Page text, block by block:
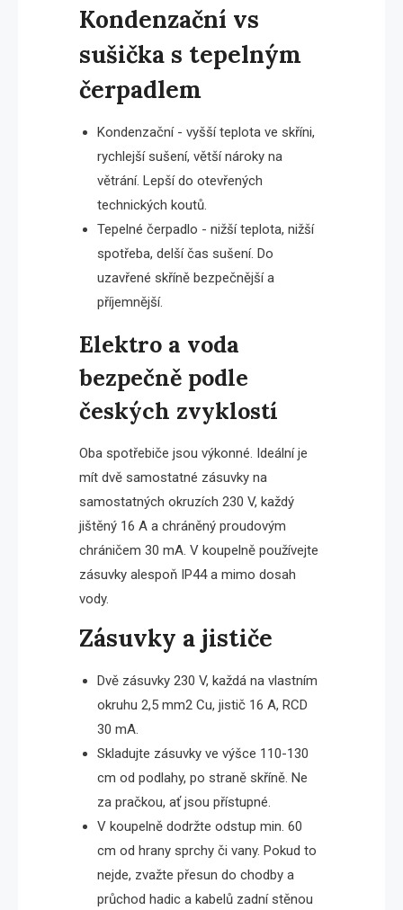
Kondenzační vs
sušička s tepelným
čerpadlem
Kondenzační - vyšší teplota ve skříni,
rychlejší sušení, větší nároky na
větrání. Lepší do otevřených
technických koutů.
Tepelné čerpadlo - nižší teplota, nižší
spotřeba, delší čas sušení. Do
uzavřené skříně bezpečnější a
příjemnější.
Elektro a voda
bezpečně podle
českých zvyklostí
Oba spotřebiče jsou výkonné. Ideální je
mít dvě samostatné zásuvky na
samostatných okruzích 230 V, každý
jištěný 16 A a chráněný proudovým
chráničem 30 mA. V koupelně používejte
zásuvky alespoň IP44 a mimo dosah
vody.
Zásuvky a jističe
Dvě zásuvky 230 V, každá na vlastním
okruhu 2,5 mm2 Cu, jistič 16 A, RCD
30 mA.
Skladujte zásuvky ve výšce 110-130
cm od podlahy, po straně skříně. Ne
za pračkou, ať jsou přístupné.
V koupelně dodržte odstup min. 60
cm od hrany sprchy či vany. Pokud to
nejde, zvažte přesun do chodby a
průchod hadic a kabelů zadní stěnou